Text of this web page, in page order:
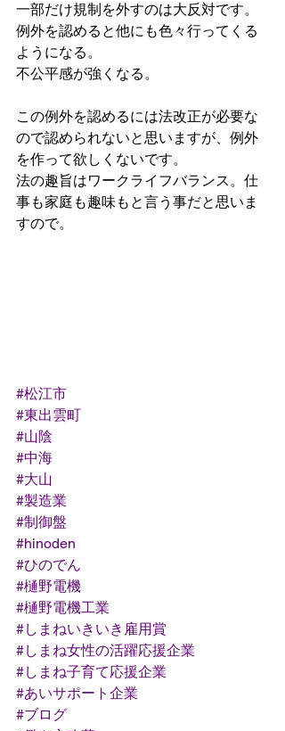
一部だけ規制を外すのは大反対です。
例外を認めると他にも色々行ってくる
ようになる。
不公平感が強くなる。
この例外を認めるには法改正が必要な
ので認められないと思いますが、例外
を作って欲しくないです。
法の趣旨はワークライフバランス。仕
事も家庭も趣味もと言う事だと思いま
すので。
#松江市
#東出雲町
#山陰
#中海
#大山
#製造業
#制御盤
#hinoden
#ひのでん
#樋野電機
#樋野電機工業
#しまねいきいき雇用賞
#しまね女性の活躍応援企業
#しまね子育て応援企業
#あいサポート企業
#ブログ